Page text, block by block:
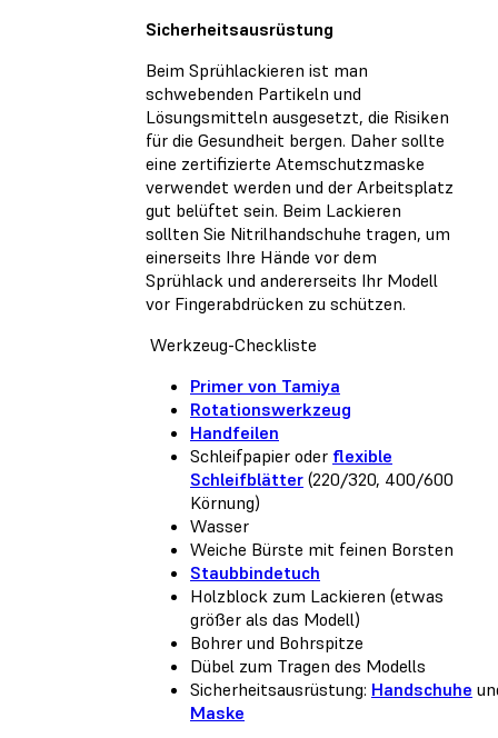
Sicherheitsausrüstung
Beim Sprühlackieren ist man
schwebenden Partikeln und
Lösungsmitteln ausgesetzt, die Risiken
für die Gesundheit bergen. Daher sollte
eine zertifizierte Atemschutzmaske
verwendet werden und der Arbeitsplatz
gut belüftet sein. Beim Lackieren
sollten Sie Nitrilhandschuhe tragen, um
einerseits Ihre Hände vor dem
Sprühlack und andererseits Ihr Modell
vor Fingerabdrücken zu schützen.
Werkzeug-Checkliste
Primer von Tamiya
Rotationswerkzeug
Handfeilen
Schleifpapier oder flexible
Schleifblätter (220/320, 400/600
Körnung)
Wasser
Weiche Bürste mit feinen Borsten
Staubbindetuch
Holzblock zum Lackieren (etwas
größer als das Modell)
Bohrer und Bohrspitze
Dübel zum Tragen des Modells
Sicherheitsausrüstung: Handschuhe
Maske